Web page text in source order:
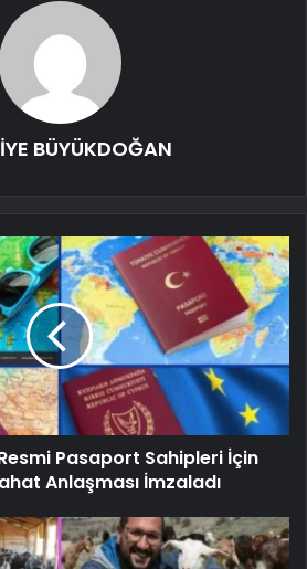
BÜYÜKDOĞAN
Pasaport Sahipleri İçin
Anlaşması İmzaladı